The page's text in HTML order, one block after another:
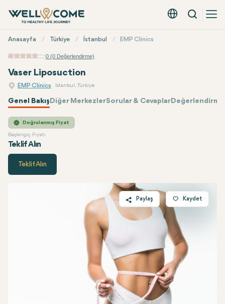
Türkçe - EUR
Arama
Menü
Anasayfa Türkiye İstanbul EMP Clinics
0 (0 Değerlendirme)
Vaser Liposuction
EMP Clinics İstanbul, Türkiye
Genel BakışDiğer MerkezlerSorular & Cevaplar
Doğrulanmış Fiyat
Başlangıç Fiyatı
Teklif Alın
EMP ClinicsFiyatı
Teklif Alın
Paylaş
Twitter
Linkedin
WhatsApp
Telegram
E-posta
Kaydet